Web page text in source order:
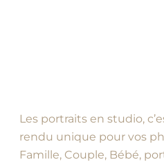
Les portraits en studio,
rendu unique pour vos
Famille, Couple, Bébé,